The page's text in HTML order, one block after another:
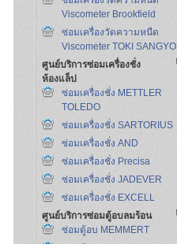
Viscometer Brookfield
ซ่อมเครื่องวัดความหนืด
Viscometer TOKI SANGYO
ศูนย์บริการซ่อมเครื่องชั่ง
ห้องแล็ป
ซ่อมเครื่องชั่ง METTLER
TOLEDO
ซ่อมเครื่องชั่ง SARTORIUS
ซ่อมเครื่องชั่ง AND
ซ่อมเครื่องชั่ง Precisa
ซ่อมเครื่องชั่ง JADEVER
ซ่อมเครื่องชั่ง EXCELL
ศูนย์บริการซ่อมตู้อบลมร้อน
ซ่อมตู้อบ MEMMERT